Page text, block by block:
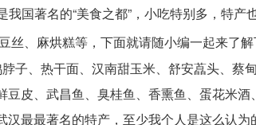
我国著名的“美食之都”，小吃特别多，特
丝、麻烘糕等，下面就请随小编一起来
子、热干面、汉南甜玉米、舒安藠头、
豆皮、武昌鱼、臭桂鱼、香熏鱼、蛋花米
最著名的特产，至少我个人是这么认为